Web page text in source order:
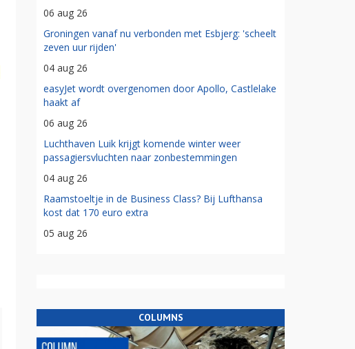
06 aug 26
Groningen vanaf nu verbonden met Esbjerg: 'scheelt
zeven uur rijden'
04 aug 26
easyJet wordt overgenomen door Apollo, Castlelake
haakt af
06 aug 26
Luchthaven Luik krijgt komende winter weer
passagiersvluchten naar zonbestemmingen
04 aug 26
Raamstoeltje in de Business Class? Bij Lufthansa
kost dat 170 euro extra
05 aug 26
COLUMNS